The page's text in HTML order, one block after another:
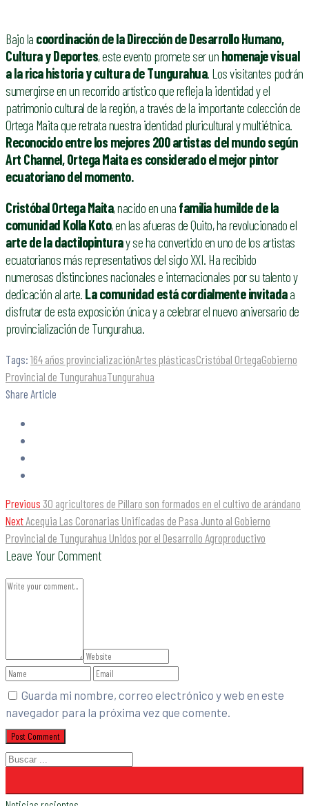
Bajo la coordinación de la Dirección de Desarrollo Humano,
Cultura y Deportes, este evento promete ser un homenaje visual
a la rica historia y cultura de Tungurahua. Los visitantes podrán
sumergirse en un recorrido artístico que refleja la identidad y el
patrimonio cultural de la región, a través de la importante colección de
Ortega Maita que retrata nuestra identidad pluricultural y multiétnica.
Reconocido entre los mejores 200 artistas del mundo según
Art Channel, Ortega Maita es considerado el mejor pintor
ecuatoriano del momento.
Cristóbal Ortega Maita, nacido en una familia humilde de la
comunidad Kolla Koto, en las afueras de Quito, ha revolucionado el
arte de la dactilopinturay se ha convertido en uno de los artistas
ecuatorianos más representativos del siglo XXI. Ha recibido
numerosas distinciones nacionales e internacionales por su talento y
dedicación al arte. La comunidad está cordialmente invitadaa
disfrutar de esta exposición única y a celebrar el nuevo aniversario de
provincialización de Tungurahua.
Tags: 164 años provincializaciónArtes plásticasCristóbal OrtegaGobierno
Provincial de TungurahuaTungurahua
Share Article
Previous 30 agricultores de Píllaro son formados en el cultivo de arándano
Next Acequia Las Coronarias Unificadas de Pasa Junto al Gobierno
Provincial de Tungurahua Unidos por el Desarrollo Agroproductivo
Leave Your Comment
Guarda mi nombre, correo electrónico y web en este
navegador para la próxima vez que comente.